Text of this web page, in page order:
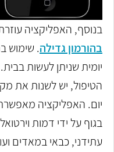
בנוסף, האפליקציה
בהורמון גדילה. שימוש
יומית שניתן לעשות
הטיפול, יש לשנות את
יום. האפליקציה
בגוף על ידי דמות
עתידני, כבאי במאדים